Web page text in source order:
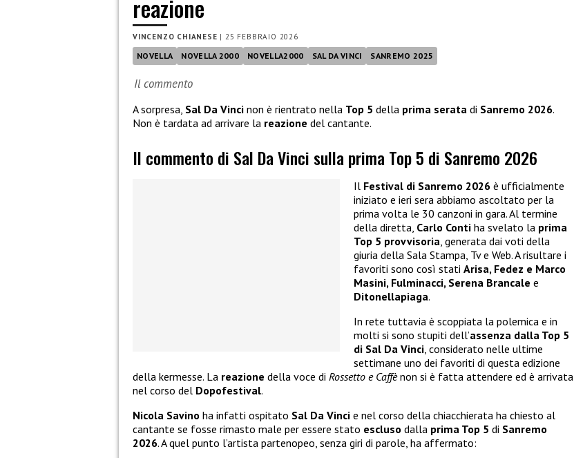
reazione
VINCENZO CHIANESE |25 FEBBRAIO 2026
NOVELLA NOVELLA 2000 NOVELLA2000 SAL DA VINCI SANREMO 2025
Il commento
A sorpresa, Sal Da Vinci non è rientrato nella Top 5 della prima serata di Sanremo 2026.
Non è tardata ad arrivare la reazione del cantante.
Il commento di Sal Da Vinci sulla prima Top 5 di Sanremo 2026
Il Festival di Sanremo 2026 è ufficialmente
iniziato e ieri sera abbiamo ascoltato per la
prima volta le 30 canzoni in gara. Al termine
della diretta, Carlo Conti ha svelato la prima
Top 5 provvisoria, generata dai voti della
giuria della Sala Stampa, Tv e Web. A risultare i
favoriti sono così stati Arisa, Fedez e Marco
Masini, Fulminacci, Serena Brancale e
Ditonellapiaga.
In rete tuttavia è scoppiata la polemica e in
molti si sono stupiti dell’assenza dalla Top 5
di Sal Da Vinci, considerato nelle ultime
settimane uno dei favoriti di questa edizione
della kermesse. La reazione della voce di Rossetto e Caffènon si è fatta attendere ed è arrivata
nel corso del Dopofestival.
Nicola Savino ha infatti ospitato Sal Da Vinci e nel corso della chiacchierata ha chiesto al
cantante se fosse rimasto male per essere stato escluso dalla prima Top 5 di Sanremo
2026. A quel punto l’artista partenopeo, senza giri di parole, ha affermato: